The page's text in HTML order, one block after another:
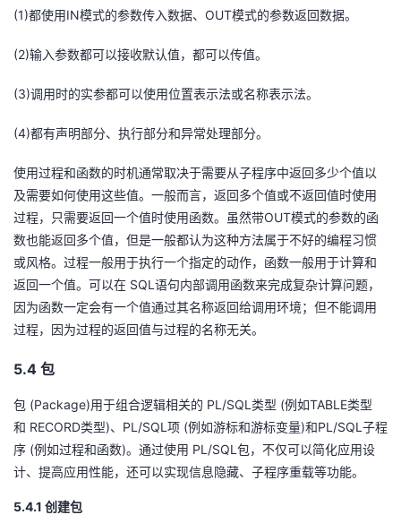
(1)都使用 IN模式的参数传入数据、 OUT模式的参数返回数据。
(2)输入参数都可以接收默认值，都可以传值。
(3)调用时的实参都可以使用位置表示法或名称表示法。
(4)都有声明部分、执行部分和异常处理部分。
使用过程和函数的时机通常取决于需要从子程序中返回多少个值以
及需要如何使用这些值。一般而言，返回多个值或不返回值时使用
过程，只需要返回一个值时使用函数。虽然带OUT模式的参数的函
数也能返回多个值，但是一般都认为这种方法属于不好的编程习惯
或风格。过程一般用于执行一个指定的动作，函数一般用于计算和
返回一个值。可以在 SQL 语句内部调用函数来完成复杂计算问题，
因为函数一定会有一个值通过其名称返回给调用环境；但不能调用
过程，因为过程的返回值与过程的名称无关。
5.4 包
包 (Package)用于组合逻辑相关的 PL/SQL 类型 (例如TABLE类型
和 RECORD类型)、 PL/SQL 项 (例如游标和游标变量)和 PL/SQL 子程
序 (例如过程和函数)。通过使用 PL/SQL 包，不仅可以简化应用设
计、提高应用性能，还可以实现信息隐藏、子程序重载等功能。
5.4.1 创建包